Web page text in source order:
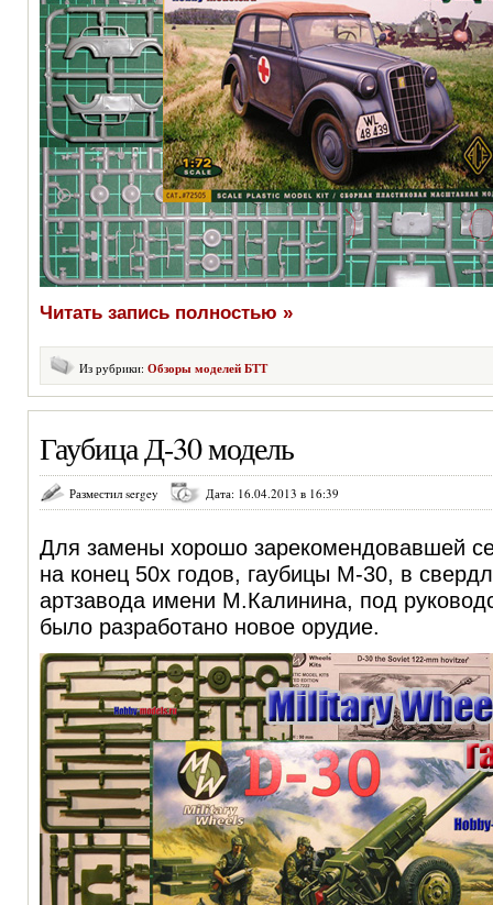
Читать запись полностью »
Из рубрики: Обзоры моделей БТТ
Гаубица Д-30 модель
Разместил sergey Дата: 16.04.2013 в 16:39
Для замены хорошо зарекомендовавшей
на конец 50х годов, гаубицы М-30, в
артзавода имени М.Калинина, под
было разработано новое орудие.